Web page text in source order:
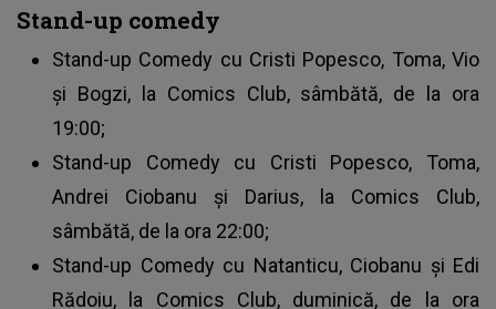
Stand-up comedy
Stand-up Comedy cu Cristi Popesco, Toma, Vio
și Bogzi, la Comics Club, sâmbătă, de la ora
19:00;
Stand-up Comedy cu Cristi Popesco, Toma,
Andrei Ciobanu și Darius, la Comics Club,
sâmbătă, de la ora 22:00;
Stand-up Comedy cu Natanticu, Ciobanu și Edi
Rădoiu, la Comics Club, duminică, de la ora